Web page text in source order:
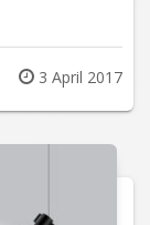
Posted
on
3 April 2017